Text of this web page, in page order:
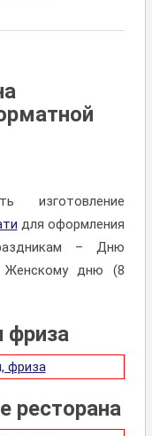
изготовление
для оформления
– Дню
Женскому дню (8
фриза
ресторана